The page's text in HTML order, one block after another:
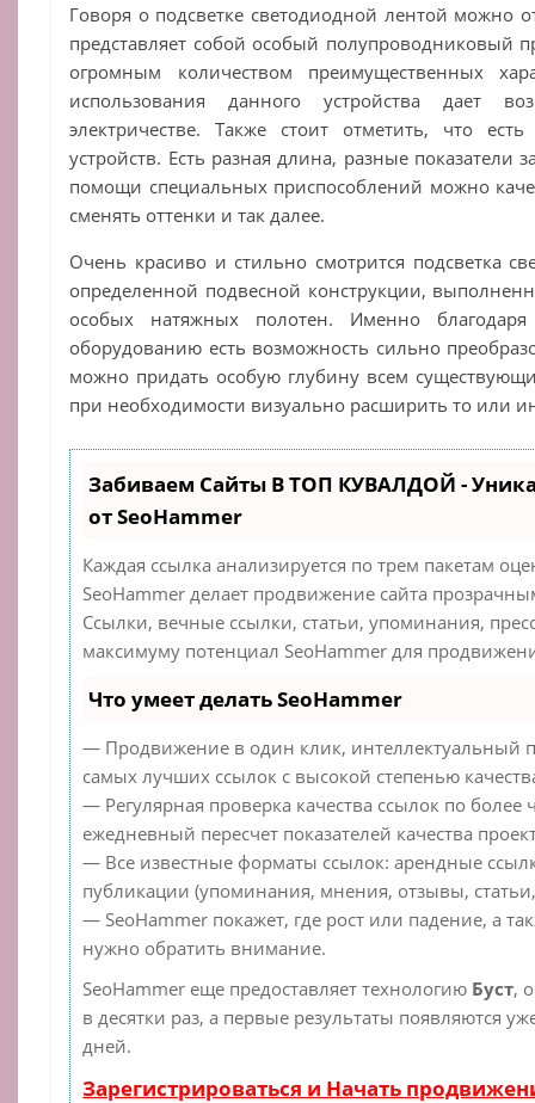
Говоря о подсветке светодиодной лентой можно
представляет собой особый полупроводниковый
огромным количеством преимущественных
использования данного устройства дает
электричестве. Также стоит отметить, что
устройств. Есть разная длина, разные
помощи специальных приспособлений можно
сменять оттенки и так далее.
Очень красиво и стильно смотрится подсветка
определенной подвесной конструкции,
особых натяжных полотен. Именно благодаря
оборудованию есть возможность сильно
можно придать особую глубину всем
при необходимости визуально расширить то или
Забиваем Сайты В ТОП КУВАЛДОЙ -
от SeoHammer
Каждая ссылка анализируется по трем пакетам
SeoHammer делает продвижение сайта
Ссылки, вечные ссылки, статьи, упоминания,
максимуму потенциал SeoHammer для
Что умеет делать SeoHammer
— Продвижение в один клик, интеллектуальный
самых лучших ссылок с высокой степенью
— Регулярная проверка качества ссылок по более
ежедневный пересчет показателей качества
— Все известные форматы ссылок: арендные
публикации (упоминания, мнения, отзывы,
— SeoHammer покажет, где рост или падение, а
нужно обратить внимание.
SeoHammer еще предоставляет технологию Буст,
в десятки раз, а первые результаты появляются
дней.
Зарегистрироваться и Начать